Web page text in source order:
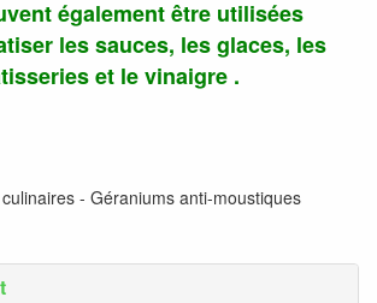
également être utilisées
les sauces, les glaces, les
et le vinaigre .
- Géraniums anti-moustiques